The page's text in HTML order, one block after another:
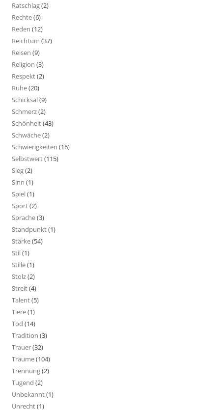
Ratschlag(2)
Rechte(6)
Reden (12)
Reichtum (37)
Reisen (9)
Religion (3)
Respekt(2)
Ruhe(20)
Schicksal(9)
Schmerz(2)
Schönheit(43)
Schwäche(2)
Schwierigkeiten (16)
Selbstwert(115)
Sieg(2)
Sinn (1)
Spiel(1)
Sport(2)
Sprache(3)
Standpunkt(1)
Stärke(54)
Stil(1)
Stille(1)
Stolz(2)
Streit(4)
Talent(5)
Tiere(1)
Tod (14)
Tradition (3)
Trauer(32)
Träume(104)
Trennung(2)
Tugend (2)
Unbekannt(1)
Unrecht(1)